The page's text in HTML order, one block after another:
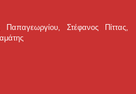
Στέφανος Πίττας,